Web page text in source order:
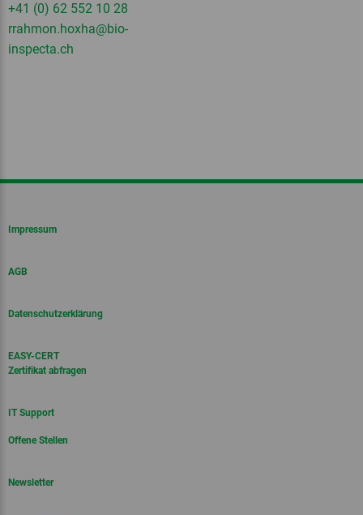
+41 (0) 62 552 10 28
rrahmon.hoxha@bio-
inspecta.ch
Impressum
AGB
Datenschutzerklärung
EASY-CERT
Zertifikat abfragen
IT Support
Offene Stellen
Newsletter